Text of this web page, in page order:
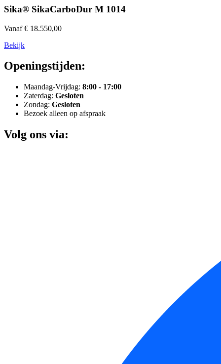
Sika® SikaCarboDur M 1014
Vanaf € 18.550,00
Bekijk
Openingstijden:
Maandag-Vrijdag: 8:00 - 17:00
Zaterdag: Gesloten
Zondag: Gesloten
Bezoek alleen op afspraak
Volg ons via: